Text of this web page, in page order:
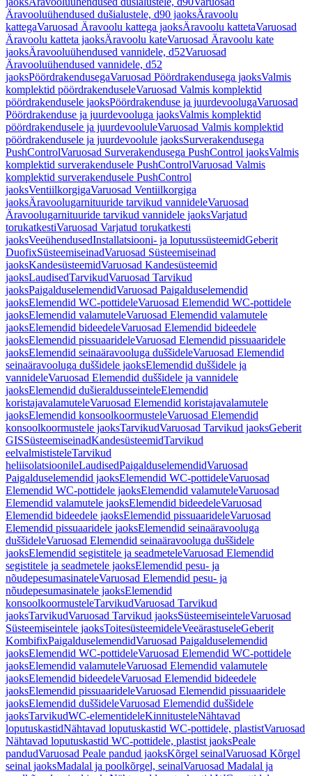
Äravooluühendused dušialustele, d90 jaoksÄravoolu
kattegaVaruosad Äravoolu kattega jaoksÄravoolu kattetaVaruosad
Äravoolu katteta jaoksÄravoolu kateVaruosad Äravoolu kate
jaoksÄravooluühendused vannidele, d52Varuosad
Äravooluühendused vannidele, d52
jaoksPöördrakendusegaVaruosad Pöördrakendusega jaoksValmis
komplektid pöördrakenduseleVaruosad Valmis komplektid
pöördrakendusele jaoksPöördrakenduse ja juurdevoolugaVaruosad
Pöördrakenduse ja juurdevooluga jaoksValmis komplektid
pöördrakendusele ja juurdevooluleVaruosad Valmis komplektid
pöördrakendusele ja juurdevoolule jaoksSurverakendusega
PushControlVaruosad Surverakendusega PushControl jaoksValmis
komplektid surverakendusele PushControlVaruosad Valmis
komplektid surverakendusele PushControl
jaoksVentiilkorgigaVaruosad Ventiilkorgiga
jaoksÄravoolugarnituuride tarvikud vannideleVaruosad
Äravoolugarnituuride tarvikud vannidele jaoksVarjatud
torukatkestiVaruosad Varjatud torukatkesti
jaoksVeeühendusedInstallatsiooni- ja loputussüsteemidGeberit
DuofixSüsteemiseinadVaruosad Süsteemiseinad
jaoksKandesüsteemidVaruosad Kandesüsteemid
jaoksLaudisedTarvikudVaruosad Tarvikud
jaoksPaigalduselemendidVaruosad Paigalduselemendid
jaoksElemendid WC-pottideleVaruosad Elemendid WC-pottidele
jaoksElemendid valamuteleVaruosad Elemendid valamutele
jaoksElemendid bideedeleVaruosad Elemendid bideedele
jaoksElemendid pissuaarideleVaruosad Elemendid pissuaaridele
jaoksElemendid seinaäravooluga duššideleVaruosad Elemendid
seinaäravooluga duššidele jaoksElemendid duššidele ja
vannideleVaruosad Elemendid duššidele ja vannidele
jaoksElemendid dušieraldusseinteleElemendid
koristajavalamuteleVaruosad Elemendid koristajavalamutele
jaoksElemendid konsoolkoormusteleVaruosad Elemendid
konsoolkoormustele jaoksTarvikudVaruosad Tarvikud jaoksGeberit
GISSüsteemiseinadKandesüsteemidTarvikud
eelvalmististeleTarvikud
heliisolatsioonileLaudisedPaigalduselemendidVaruosad
Paigalduselemendid jaoksElemendid WC-pottideleVaruosad
Elemendid WC-pottidele jaoksElemendid valamuteleVaruosad
Elemendid valamutele jaoksElemendid bideedeleVaruosad
Elemendid bideedele jaoksElemendid pissuaarideleVaruosad
Elemendid pissuaaridele jaoksElemendid seinaäravooluga
duššideleVaruosad Elemendid seinaäravooluga duššidele
jaoksElemendid segistitele ja seadmeteleVaruosad Elemendid
segistitele ja seadmetele jaoksElemendid pesu- ja
nõudepesumasinateleVaruosad Elemendid pesu- ja
nõudepesumasinatele jaoksElemendid
konsoolkoormusteleTarvikudVaruosad Tarvikud
jaoksTarvikudVaruosad Tarvikud jaoksSüsteemiseinteleVaruosad
Süsteemiseintele jaoksToitesüsteemideleVeeärastuseleGeberit
KombifixPaigalduselemendidVaruosad Paigalduselemendid
jaoksElemendid WC-pottideleVaruosad Elemendid WC-pottidele
jaoksElemendid valamuteleVaruosad Elemendid valamutele
jaoksElemendid bideedeleVaruosad Elemendid bideedele
jaoksElemendid pissuaarideleVaruosad Elemendid pissuaaridele
jaoksElemendid duššideleVaruosad Elemendid duššidele
jaoksTarvikudWC-elementideleKinnitusteleNähtavad
loputuskastidNähtavad loputuskastid WC-pottidele, plastistVaruosad
Nähtavad loputuskastid WC-pottidele, plastist jaoksPeale
pandudVaruosad Peale pandud jaoksKõrgel seinalVaruosad Kõrgel
seinal jaoksMadalal ja poolkõrgel, seinalVaruosad Madalal ja